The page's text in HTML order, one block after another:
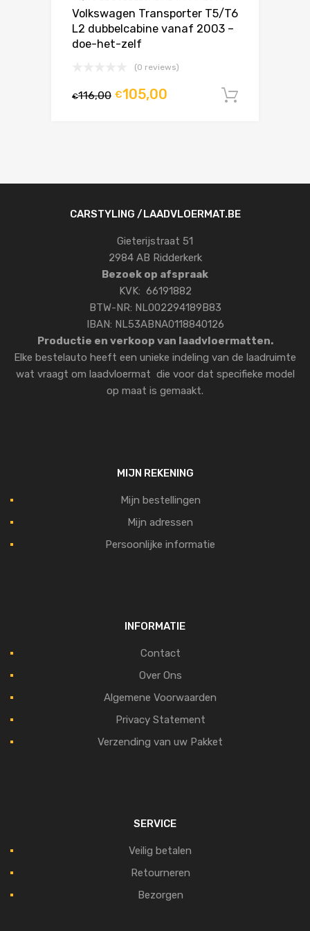
Volkswagen Transporter T5/T6
L2 dubbelcabine vanaf 2003 –
doe-het-zelf
(0 reviews)
€116,00 €105,00
CARSTYLING /LAADVLOERMAT.BE
Gieterijstraat 51
2984 AB Ridderkerk
Bezoek op afspraak
KVK: 66191882
BTW-NR: NL002294189B83
IBAN: NL53ABNA0118840126
Productie en verkoop van laadvloermatten.
Elke bestelauto heeft een unieke indeling van de laadruimte
wat vraagt om laadvloermat die voor dat specifieke model
op maat is gemaakt.
MIJN REKENING
Mijn bestellingen
Mijn adressen
Persoonlijke informatie
INFORMATIE
Contact
Over Ons
Algemene Voorwaarden
Privacy Statement
Verzending van uw Pakket
SERVICE
Veilig betalen
Retourneren
Bezorgen